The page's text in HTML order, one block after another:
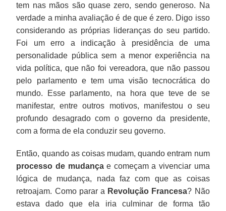
tem nas mãos são quase zero, sendo generoso. Na
verdade a minha avaliação é de que é zero. Digo isso
considerando as próprias lideranças do seu partido.
Foi um erro a indicação à presidência de uma
personalidade pública sem a menor experiência na
vida política, que não foi vereadora, que não passou
pelo parlamento e tem uma visão tecnocrática do
mundo. Esse parlamento, na hora que teve de se
manifestar, entre outros motivos, manifestou o seu
profundo desagrado com o governo da presidente,
com a forma de ela conduzir seu governo.
Então, quando as coisas mudam, quando entram num
processo de mudançae começam a vivenciar uma
lógica de mudança, nada faz com que as coisas
retroajam. Como parar a Revolução Francesa? Não
estava dado que ela iria culminar de forma tão